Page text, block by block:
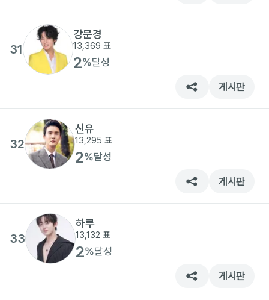
31
강문경
13,369 표
2%달성
게시판
32
신유
13,295 표
2%달성
게시판
33
하루
13,132 표
2%달성
게시판